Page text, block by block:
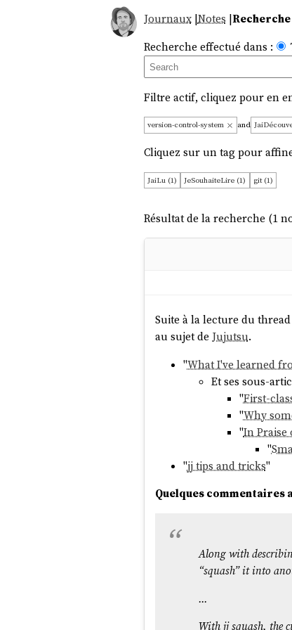
Journaux|Notes |Recherche
Recherche effectué dans :
Filtre actif, cliquez pour en
version-control-system and
Cliquez sur un tag pour
JaiLu (1) JeSouhaiteLire (1) git (1)
Résultat de la recherche (1
Suite à la lecture du
au sujet de Jujutsu.
"What I've learned
Et ses sous-
"First-
"Why
"In Praise
"
"jj tips and tricks"
Quelques commentaires
Along with
“squash” it into
...
With jj squash, the